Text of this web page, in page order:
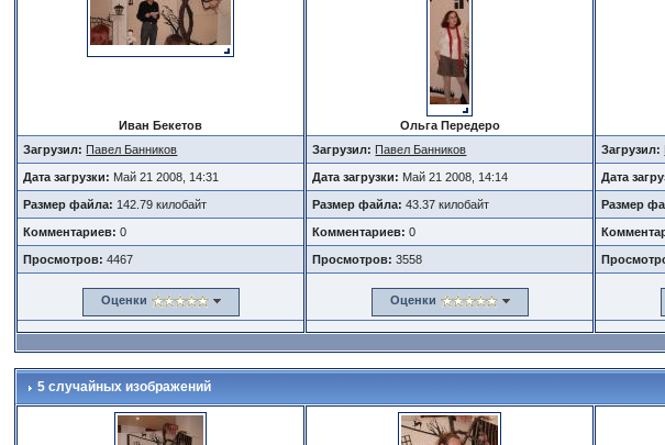
Иван Бекетов
Загрузил: Павел Банников
Дата загрузки: Май 21 2008, 14:31
Размер файла: 142.79 килобайт
Комментариев: 0
Просмотров:4467
Оценки
Ольга Передеро
Загрузил: Павел Банников
Дата загрузки: Май 21 2008, 14:14
Размер файла: 43.37 килобайт
Комментариев: 0
Просмотров:3558
Оценки
Загрузил:
Дата
Размер
5 случайных изображений